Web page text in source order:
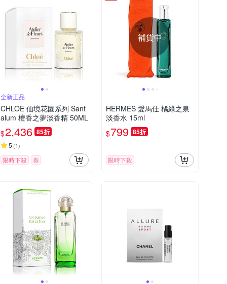
全新正品
CHLOE 仙境花園系列 Sant
alum 檀香之夢淡香精 50ML
$2,436 85折
5 (1)
限時下殺 券
補貨中
HERMES 愛馬仕 橘綠之泉
淡香水 15ml
$799 85折
限時下殺